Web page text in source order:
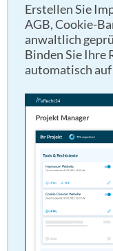
Erstellen Sie
AGB, Cookie-
anwaltlich
Binden Sie Ihre
automatisch